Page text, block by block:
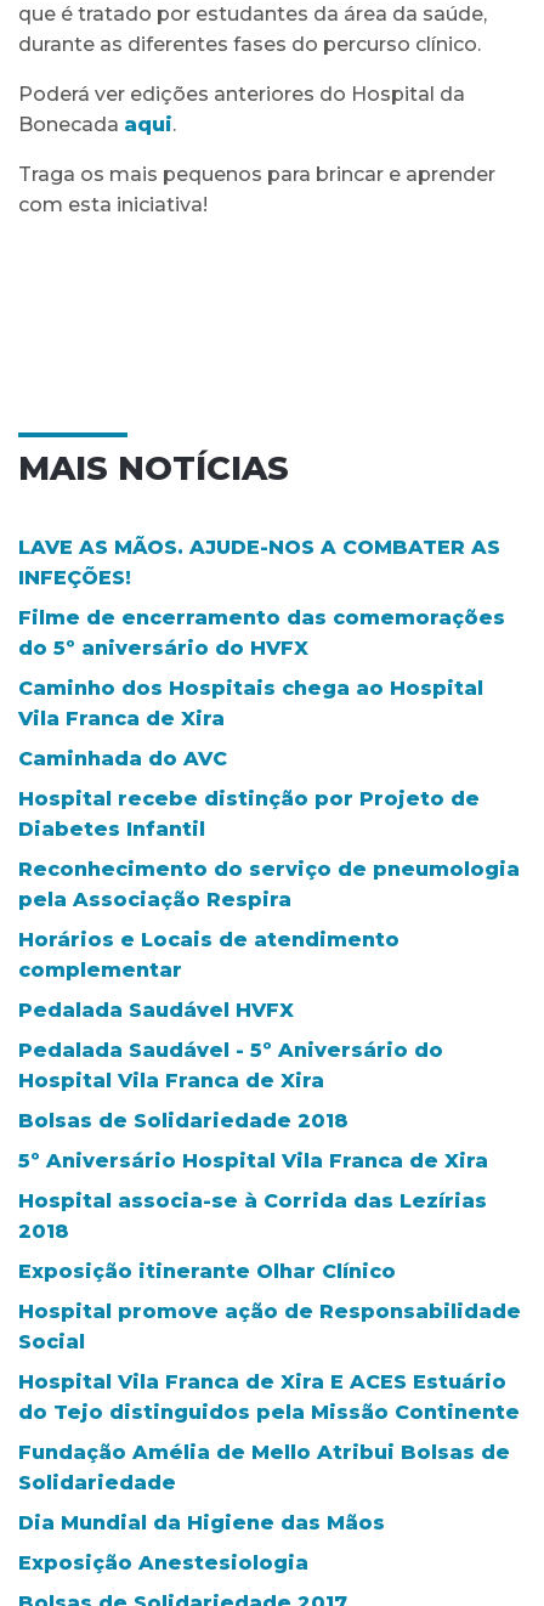
que é tratado por estudantes da área da saúde,
durante as diferentes fases do percurso clínico.
Poderá ver edições anteriores do Hospital da
Bonecada aqui.
Traga os mais pequenos para brincar e aprender
com esta iniciativa!
MAIS NOTÍCIAS
LAVE AS MÃOS. AJUDE-NOS A COMBATER AS
INFEÇÕES!
Filme de encerramento das comemorações
do 5º aniversário do HVFX
Caminho dos Hospitais chega ao Hospital
Vila Franca de Xira
Caminhada do AVC
Hospital recebe distinção por Projeto de
Diabetes Infantil
Reconhecimento do serviço de pneumologia
pela Associação Respira
Horários e Locais de atendimento
complementar
Pedalada Saudável HVFX
Pedalada Saudável - 5º Aniversário do
Hospital Vila Franca de Xira
Bolsas de Solidariedade 2018
5º Aniversário Hospital Vila Franca de Xira
Hospital associa-se à Corrida das Lezírias
2018
Exposição itinerante Olhar Clínico
Hospital promove ação de Responsabilidade
Social
Hospital Vila Franca de Xira E ACES Estuário
do Tejo distinguidos pela Missão Continente
Fundação Amélia de Mello Atribui Bolsas de
Solidariedade
Dia Mundial da Higiene das Mãos
Exposição Anestesiologia